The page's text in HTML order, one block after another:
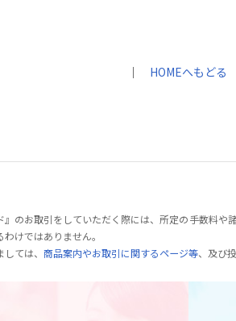
｜ HOMEへもどる
のお取引をしていただく際には、所定の手数料
けではありません。
ては、 商品案内やお取引に関するページ等、及び